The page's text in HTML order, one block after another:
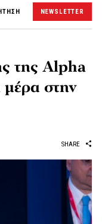
NEWSLETTER
της Alpha
μέρα στην
SHARE